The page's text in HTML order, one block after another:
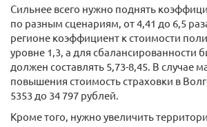
Сильнее всего нужно поднять
по разным сценариям, от 4,41 до 6,5
регионе коэффициент к стоимости
уровне 1,3, а для сбалансированности
должен составлять 5,73-8,45. В случае
повышения стоимость страховки в
5353 до 34 797 рублей.
Кроме того, нужно увеличить